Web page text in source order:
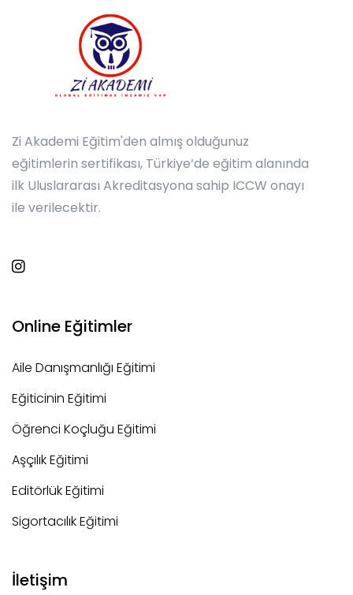
Zi Akademi Eğitim'den almış olduğunuz
eğitimlerin sertifikası, Türkiye‘de eğitim alanında
ilk Uluslararası Akreditasyona sahip ICCW onayı
ile verilecektir.
Online Eğitimler
Aile Danışmanlığı Eğitimi
Eğiticinin Eğitimi
Öğrenci Koçluğu Eğitimi
Aşçılık Eğitimi
Editörlük Eğitimi
Sigortacılık Eğitimi
İletişim